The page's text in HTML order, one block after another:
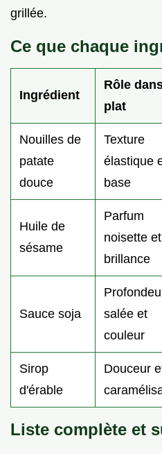
grillée.
Ce que chaque
Ingrédient
Rôle
plat
Nouilles de
patate
douce
Texture
élastique
base
Huile de
sésame
Parfum
noisette et
brillance
Sauce soja
salée et
couleur
Sirop
d'érable
Douceur
Liste complète et